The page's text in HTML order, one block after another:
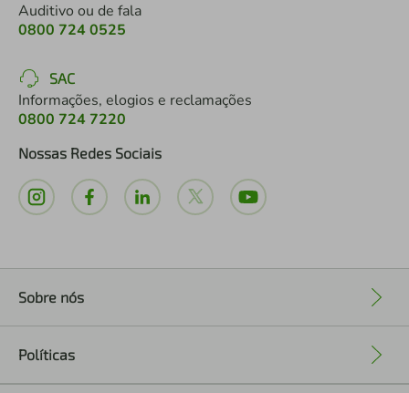
Auditivo ou de fala
0800 724 0525
SAC
Informações, elogios e reclamações
0800 724 7220
Nossas Redes Sociais
Sobre nós
Políticas